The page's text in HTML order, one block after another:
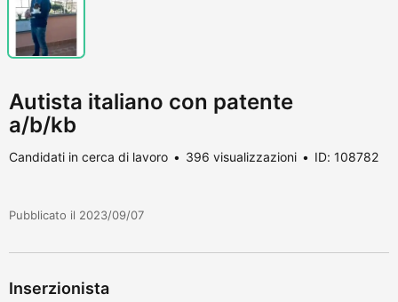
Autista italiano con patente
a/b/kb
Candidati in cerca di lavoro 396 visualizzazioni ID: 108782
Pubblicato il 2023/09/07
Inserzionista